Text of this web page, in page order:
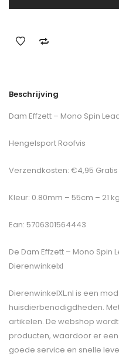
Beschrijving
Dam Effzett – Mono Spin
Hengelsport Roofvis
Verzendkosten: €4,95
Kleur: 0.80mm – 55cm – 21 kg
Ean: 5706301564443
De Dam Effzett – Mono Spin
Dierenwinkelxl
DierenwinkelXL.nl is een
huisdierbenodigdheden.
artikelen. De webshop
producten, waardoor er
goede service en snelle